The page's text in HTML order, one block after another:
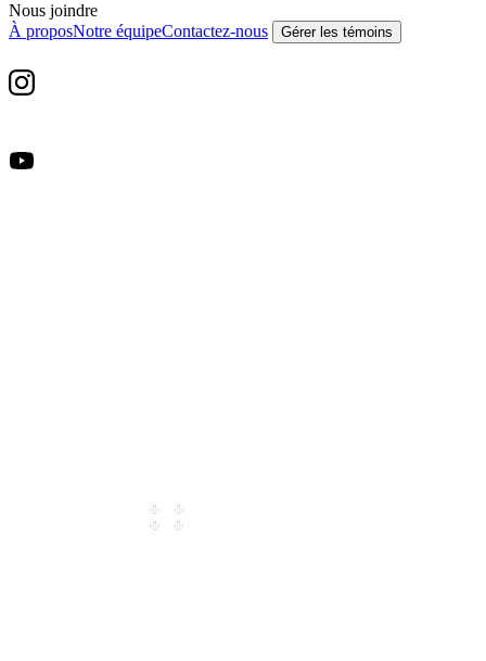
Nous joindre
À proposNotre équipeContactez-nous Gérer les témoins